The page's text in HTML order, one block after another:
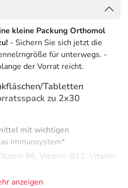
kleine Packung Orthomol
- Sichern Sie sich jetzt die
für unterwegs. -
der Vorrat reicht.
Tabletten
zu 2x30
mit wichtigen
Immunsystem*
B6, Vitamin B12, Vitamin
des Immunsystems bei
anzeigen